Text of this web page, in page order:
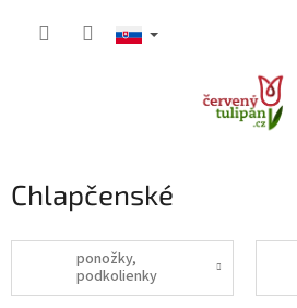
Chlapčenské
ponožky,
podkolienky